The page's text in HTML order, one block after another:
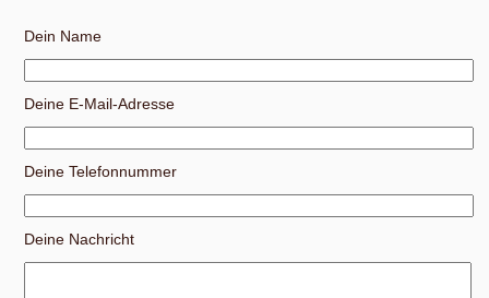
Dein Name
Deine E-Mail-Adresse
Deine Telefonnummer
Deine Nachricht